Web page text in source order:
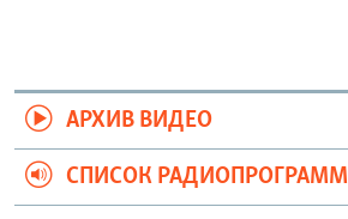
АРХИВ ВИДЕО
СПИСОК РАДИОПРОГРАММ